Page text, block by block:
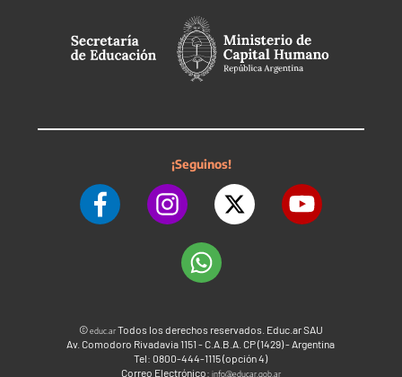
¡Seguinos!
©educ.arTodos los derechos reservados. Educ.ar SAU
Av. Comodoro Rivadavia 1151 - C.A.B.A. CP (1429) - Argentina
Tel: 0800-444-1115 (opción 4)
Correo Electrónico: info@educar.gob.ar